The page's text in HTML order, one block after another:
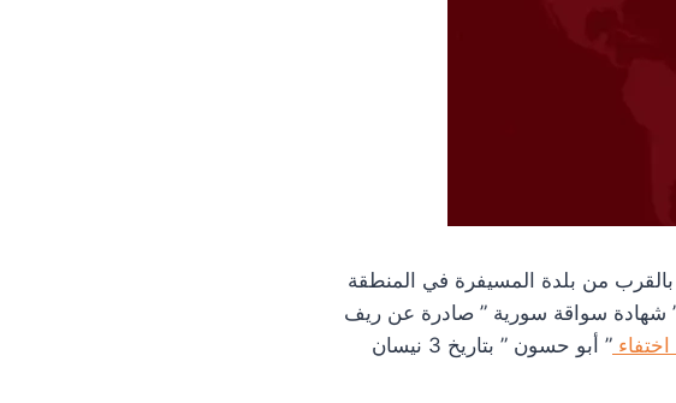
من بلدة المسيفرة في المنطقة
شهادة سواقة سورية ” صادرة عن ريف
” أبو حسون ” بتاريخ 3 نيسان